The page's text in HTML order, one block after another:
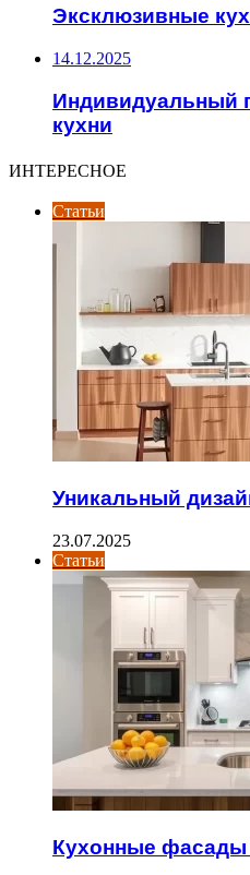
Эксклюзивные
14.12.2025
Индивидуальный
кухни
ИНТЕРЕСНОЕ
Статьи
Уникальный
23.07.2025
Статьи
Кухонные фасады